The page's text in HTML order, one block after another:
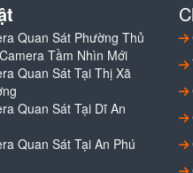
Quan Sát Phường Thủ
Tầm Nhìn Mới
Quan Sát Tại Thị Xã
Quan Sát Tại Dĩ An
Quan Sát Tại An Phú